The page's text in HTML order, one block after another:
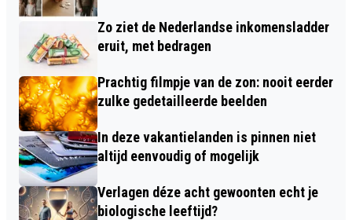
Zo ziet de Nederlandse inkomensladder
eruit, met bedragen
Prachtig filmpje van de zon: nooit eerder
zulke gedetailleerde beelden
In deze vakantielanden is pinnen niet
altijd eenvoudig of mogelijk
Verlagen déze acht gewoonten echt je
biologische leeftijd?